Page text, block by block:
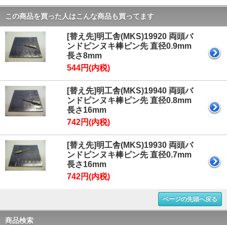
この商品を買った人はこんな商品も買ってます
[替え先]明工舎(MKS)19920 両頭バ
ンドピンヌキ棒ピン先 直径0.9mm
長さ8mm
544円(内税)
[替え先]明工舎(MKS)19940 両頭バ
ンドピンヌキ棒ピン先 直径0.8mm
長さ16mm
742円(内税)
[替え先]明工舎(MKS)19930 両頭バ
ンドピンヌキ棒ピン先 直径0.7mm
長さ16mm
742円(内税)
ページの先頭へ戻る
商品検索